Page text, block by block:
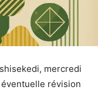
mercredi
éventuelle révision